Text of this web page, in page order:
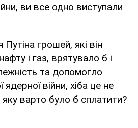
ви все одно виступали
грошей, які він
і газ, врятувало б і
та допомогло
війни, хіба це не
варто було б сплатити?